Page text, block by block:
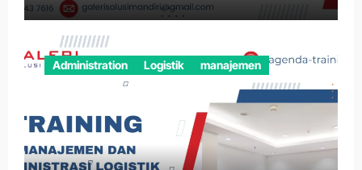
Administration Logistik manajemen